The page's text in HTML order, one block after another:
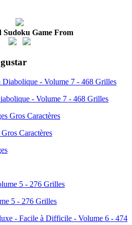
Sudoku Game From
- Volume 7 - 468 Grilles
Caractères
5 - 276 Grilles